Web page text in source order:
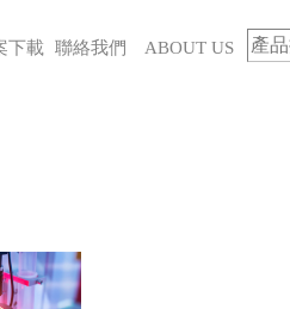
下載 聯絡我們 ABOUT US